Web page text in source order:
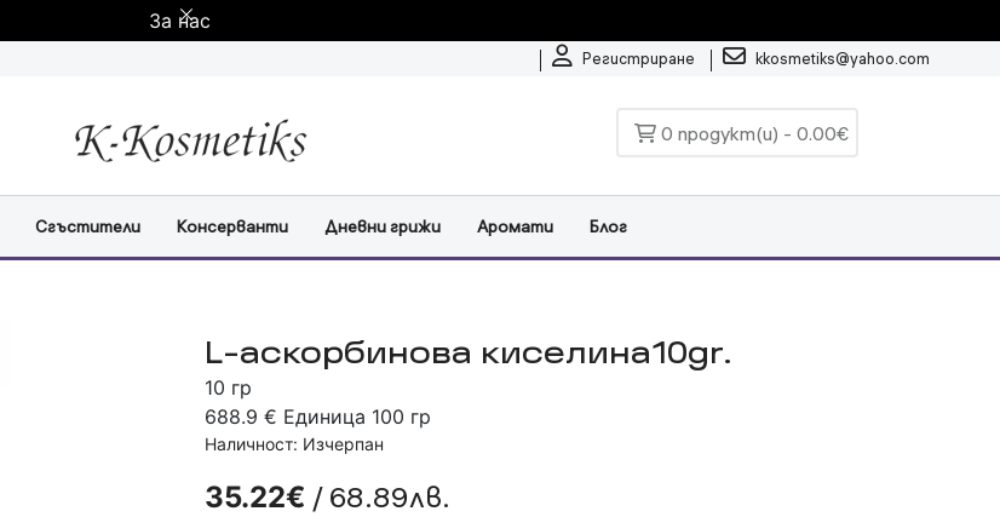
За нас
Регистриране kkosmetiks@yahoo.com
0 продукт(и) - 0.00€
Сгъстители Консерванти Дневни грижи Аромати Блог
L-аскорбинова киселинa10gr.
10 гр
688.9 € Единица 100 гр
Наличност: Изчерпан
35.22€ / 68.89лв.